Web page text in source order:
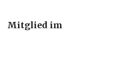
Mitglied im